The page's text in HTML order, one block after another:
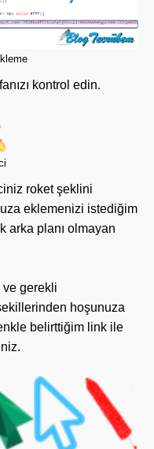
kontrol edin.
roket şeklini
eklemenizi istediğim
arka planı olmayan
gerekli
hoşunuza
belirttiğim link ile